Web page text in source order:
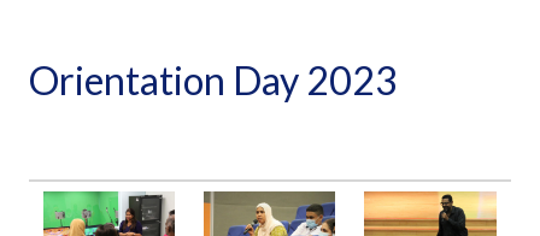
Orientation Day 2023